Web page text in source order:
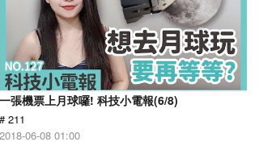
一張機票上月球囉! 科技小電報(6/8)
# 211
2018-06-08 01:00